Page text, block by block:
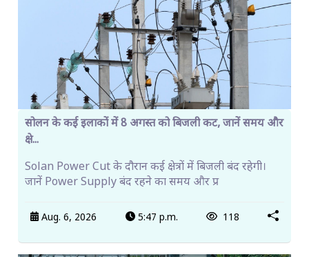
सोलन के कई इलाकों में 8 अगस्त को बिजली कट, जानें समय और
क्षे...
Solan Power Cut के दौरान कई क्षेत्रों में बिजली बंद रहेगी।
जानें Power Supply बंद रहने का समय और प्र
Aug. 6, 2026 5:47 p.m. 118